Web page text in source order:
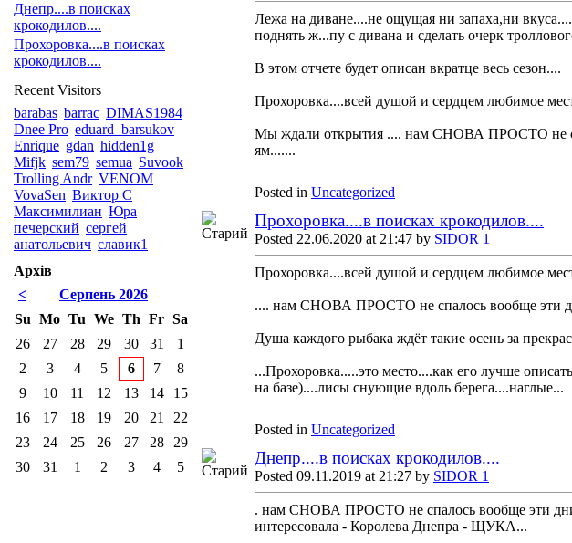
Лежа на диване....не ощущая ни запаха,ни
поднять ж...пу с дивана и сделать очерк
В этом отчете будет описан вкратце весь сезон....
Прохоровка....всей душой и сердцем любимое
Мы ждали открытия .... нам СНОВА ПРОСТО не
ям.......
Posted in Uncategorized
Прохоровка....в поисках крокодилов....
Posted 22.06.2020 at 21:47 by SIDOR 1
Прохоровка....всей душой и сердцем любимое
.... нам СНОВА ПРОСТО не спалось вообще эти
Душа каждого рыбака ждёт такие осень за
...Прохоровка.....это место....как его лучше
на базе)....лисы снующие вдоль берега....наглые...
Posted in Uncategorized
Днепр....в поисках крокодилов....
Posted 09.11.2019 at 21:27 by SIDOR 1
. нам СНОВА ПРОСТО не спалось вообще эти
интересовала - Королева Днепра - ЩУКА...
Днепр....в поисках
крокодилов....
Прохоровка....в поисках
крокодилов....
Recent Visitors
barabas barrac DIMAS1984
Dnee Pro eduard_barsukov
Enrique gdan hidden1g
Mifjk sem79 semua Suvook
Trolling Andr VENOM
VovaSen Виктор С
Максимилиан Юра
печерский сергей
анатольевич славик1
Архів
<
Серпень 2026
Su Mo Tu We Th Fr Sa
26
27 28 29 30 31
1
2
3 4 5 6 7
8
9
10 11 12 13 14
15
16
17 18 19 20 21
22
23
24 25 26 27 28
29
30
31 1 2 3 4 5